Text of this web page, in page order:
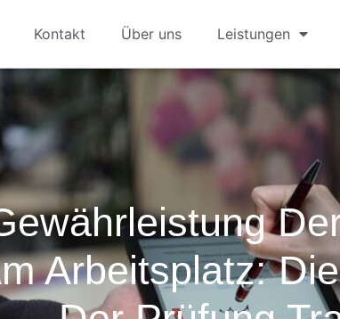
Kontakt Über uns Leistungen
Arbeitsplatz: